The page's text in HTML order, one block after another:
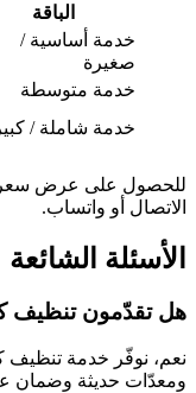
الباقة
خدمة أساسية /
صغيرة
خدمة متوسطة
خدمة شاملة /
للحصول على عرض سعر
الاتصال أو واتساب.
الأسئلة الشائعة
هل تقدّمون تنظيف
نعم، نوفّر خدمة تنظيف
ومعدّات حديثة وضمان